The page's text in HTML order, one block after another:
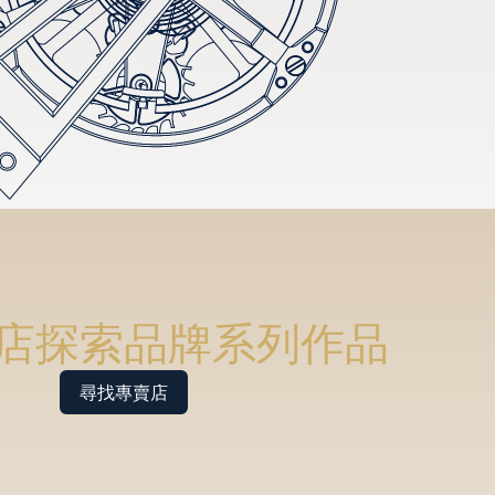
探索品牌系列作品
尋找專賣店